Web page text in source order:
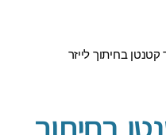
בחיתוך לייזר